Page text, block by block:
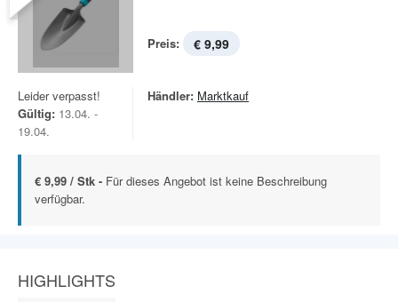
Preis: € 9,99
Leider verpasst!
Gültig: 13.04. -
19.04.
Händler: Marktkauf
€ 9,99 / Stk - Für dieses Angebot ist keine Beschreibung
verfügbar.
HIGHLIGHTS